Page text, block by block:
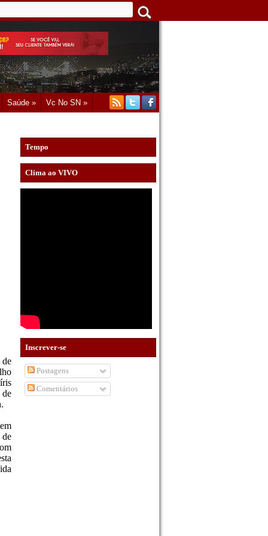
Saúde » Vc No SN »
de
de
Tempo
Clima ao VIVO
Inscrever-se
Postagens
Comentários